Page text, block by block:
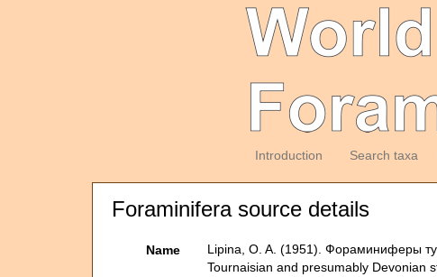
Introduction Search taxa
Foraminifera source details
Name
Lipina, O. A. (1951). Фораминиферы
Tournaisian and presumably Devonian